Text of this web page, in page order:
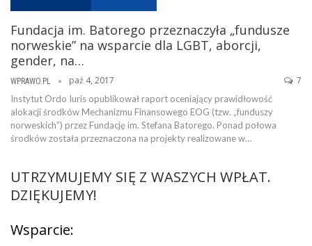
Fundacja im. Batorego przeznaczyła „fundusze
norweskie” na wsparcie dla LGBT, aborcji,
gender, na…
WPRAWO.PL paź 4, 2017 7
Instytut Ordo Iuris opublikował raport oceniający prawidłowość
alokacji środków Mechanizmu Finansowego EOG (tzw. „funduszy
norweskich”) przez Fundację im. Stefana Batorego. Ponad połowa
środków została przeznaczona na projekty realizowane w…
UTRZYMUJEMY SIĘ Z WASZYCH WPŁAT.
DZIĘKUJEMY!
Wsparcie: